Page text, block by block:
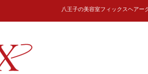
八王子の美容室フィックスヘアー